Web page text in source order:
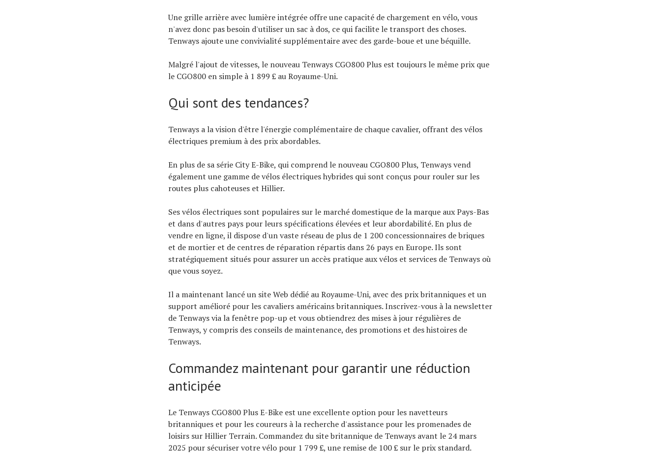
Une grille arrière avec lumière intégrée offre une capacité de chargement en vélo, vous
n'avez donc pas besoin d'utiliser un sac à dos, ce qui facilite le transport des choses.
Tenways ajoute une convivialité supplémentaire avec des garde-boue et une béquille.
Malgré l'ajout de vitesses, le nouveau Tenways CGO800 Plus est toujours le même prix que
le CGO800 en simple à 1 899 £ au Royaume-Uni.
Qui sont des tendances?
Tenways a la vision d'être l'énergie complémentaire de chaque cavalier, offrant des vélos
électriques premium à des prix abordables.
En plus de sa série City E-Bike, qui comprend le nouveau CGO800 Plus, Tenways vend
également une gamme de vélos électriques hybrides qui sont conçus pour rouler sur les
routes plus cahoteuses et Hillier.
Ses vélos électriques sont populaires sur le marché domestique de la marque aux Pays-Bas
et dans d'autres pays pour leurs spécifications élevées et leur abordabilité. En plus de
vendre en ligne, il dispose d'un vaste réseau de plus de 1 200 concessionnaires de briques
et de mortier et de centres de réparation répartis dans 26 pays en Europe. Ils sont
stratégiquement situés pour assurer un accès pratique aux vélos et services de Tenways où
que vous soyez.
Il a maintenant lancé un site Web dédié au Royaume-Uni, avec des prix britanniques et un
support amélioré pour les cavaliers américains britanniques. Inscrivez-vous à la newsletter
de Tenways via la fenêtre pop-up et vous obtiendrez des mises à jour régulières de
Tenways, y compris des conseils de maintenance, des promotions et des histoires de
Tenways.
Commandez maintenant pour garantir une réduction
anticipée
Le Tenways CGO800 Plus E-Bike est une excellente option pour les navetteurs
britanniques et pour les coureurs à la recherche d'assistance pour les promenades de
loisirs sur Hillier Terrain. Commandez du site britannique de Tenways avant le 24 mars
2025 pour sécuriser votre vélo pour 1 799 £, une remise de 100 £ sur le prix standard.